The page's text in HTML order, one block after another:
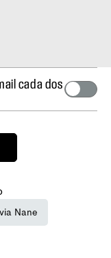
cada dos
Nane